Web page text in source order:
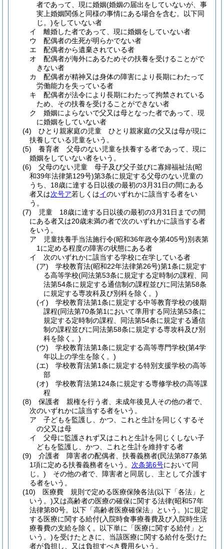
者であって、現に婚姻(婚姻の届出をしていないが、事
実上婚姻関係と同様の事情にある場合を含む。以下同
じ。)をしていない者
イ
離婚した者であって、現に婚姻をしていない者
ウ
配偶者の生死が明らかでない者
エ
配偶者から遺棄されている者
オ
配偶者が海外にあるためその扶養を受けることがで
きない者
カ
配偶者が精神又は身体の障害により長期にわたって
労働能力を失っている者
キ
配偶者が法令により長期にわたって拘禁されている
ため、その扶養を受けることができない者
ク
婚姻によらないで父又は母となった者であって、現
に婚姻をしていない者
(4)
ひとり親家庭の児童 ひとり親家庭の父又は母が現に
扶養している児童をいう。
(5)
養育者 父母のない児童を扶養する者であって、現に
婚姻をしていない者をいう。
(6)
父母のない児童 母子及び父子並びに寡婦福祉法(昭
和39年法律第129号)第3条に規定する父母のない児童の
うち、18歳に達する日以後の最初の3月31日の間にある
者又は次号ア若しくはイのいずれかに該当する者をい
う。
(7)
児童 18歳に達する日以後の最初の3月31日までの間
にある者又は20歳未満の者で次のいずれかに該当する者
をいう。
ア
児童扶養手当法施行令(昭和36年政令第405号)別表第
1に定める程度の障害の状態にある者
イ
次のいずれかに該当する学校に在学している者
(ア)
学校教育法(昭和22年法律第26号)第1条に規定す
る高等学校(同法第53条に規定する定時制の課程、同
法第54条に規定する通信制の課程並びに同法第58条
に規定する専攻科及び別科を除く。)
(イ)
学校教育法第1条に規定する中等教育学校の後期
課程(同法第70条第1において準用する同法第53条に
規定する定時制の課程、同法第54条に規定する通信
制の課程並びに同法第58条に規定する専攻科及び別
科を除く。)
(ウ)
学校教育法第1条に規定する高等専門学校(第4学
年以上の学生を除く。)
(エ)
学校教育法第1条に規定する特別支援学校の高等
部
(オ)
学校教育法第124条に規定する専修学校の高等課
程
(8)
保護者 親権を行う者、未成年後見人その他の者で、
次のいずれかに該当する者をいう。
ア
子どもを監護し、かつ、これと生計を同じくするそ
の父又は母
イ
父母に監護されず又はこれと生計を同じくしない子
どもを監護し、かつ、これと生計を維持する者
(9)
介護者 障害者の配偶者、扶養義務者(民法第877条第
1項に定める扶養義務者をいう。 次条第6号において同
じ。) その他の者で、障害者と同居し、主として介護す
る者をいう。
(10)
医療費 規則で定める医療保険各法(以下「各法」と
いう。)又は高齢者の医療の確保に関する法律(昭和57年
法律第80号。以下「高齢者医療確保法」という。)に規定
する医療に関する給付(入院時食事療養費及び入院時生活
療養費の支給を除く。以下単に「医療に関する給付」と
いう。)を受けたときに、当該医療に関する給付を受けた
者が負担し、又は負担すべき費用をいう。